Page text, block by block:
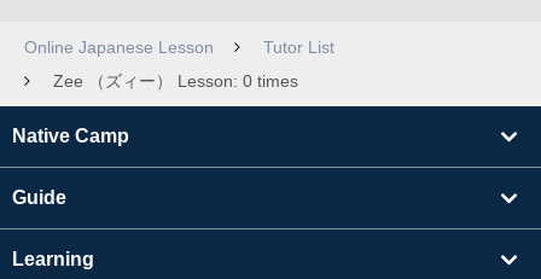
Online Japanese Lesson
Tutor List
Zee （ズィー） Lesson: 0 times
Native Camp
Guide
Learning